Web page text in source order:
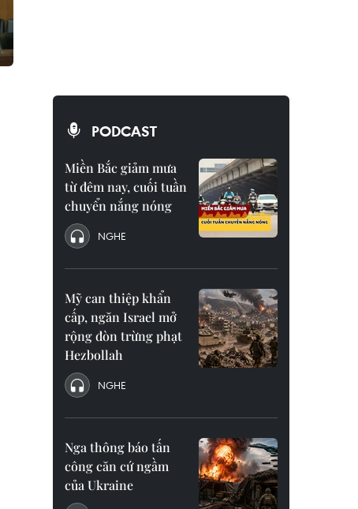
PODCAST
Miền Bắc giảm mưa
từ đêm nay, cuối tuần
chuyển nắng nóng
NGHE
Mỹ can thiệp khẩn
cấp, ngăn Israel mở
rộng đòn trừng phạt
Hezbollah
NGHE
Nga thông báo tấn
công căn cứ ngầm
của Ukraine